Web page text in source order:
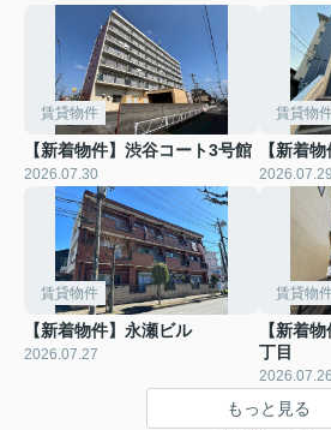
賃貸物件
【新着物件】渋谷コート3号館
2026.07.30
賃貸物
【新着
2026.07.29
賃貸物件
【新着物件】永瀬ビル
2026.07.27
賃貸物
【新着
丁目
2026.07.26
もっと見る